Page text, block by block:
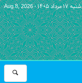
شنبه ۱۷ مرداد ۱۴۰۵ - Aug 8, 2026